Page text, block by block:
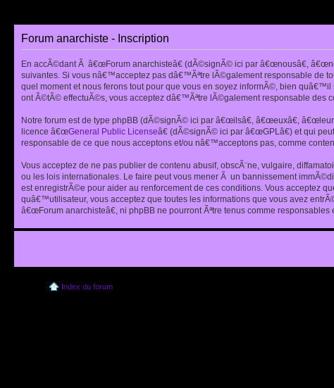
Forum anarchiste - Inscription
En accÃ©dant Ã â€œForum anarchisteâ€ (dÃ©signÃ© ici par â€œnousâ€,
suivantes. Si vous nâ€™acceptez pas dâ€™Ãªtre lÃ©galement responsable de
quel moment et nous ferons tout pour que vous en soyez informÃ©, bien
ont Ã©tÃ© effectuÃ©s, vous acceptez dâ€™Ãªtre lÃ©galement responsable des
Notre forum est de type phpBB (dÃ©signÃ© ici par â€œilsâ€, â€œeuxâ€,
licence â€œGeneral Public Licenseâ€ (dÃ©signÃ© ici par â€œGPLâ€) et qui
responsable de ce que nous acceptons et/ou nâ€™acceptons pas, comme
Vous acceptez de ne pas publier de contenu abusif, obscÃ¨ne, vulgaire,
ou les lois internationales. Le faire peut vous mener Ã un bannissement
est enregistrÃ©e pour aider au renforcement de ces conditions. Vous acceptez
quâ€™utilisateur, vous acceptez que toutes les informations que vous avez
â€œForum anarchisteâ€, ni phpBB ne pourront Ãªtre tenus comme
Index du forum